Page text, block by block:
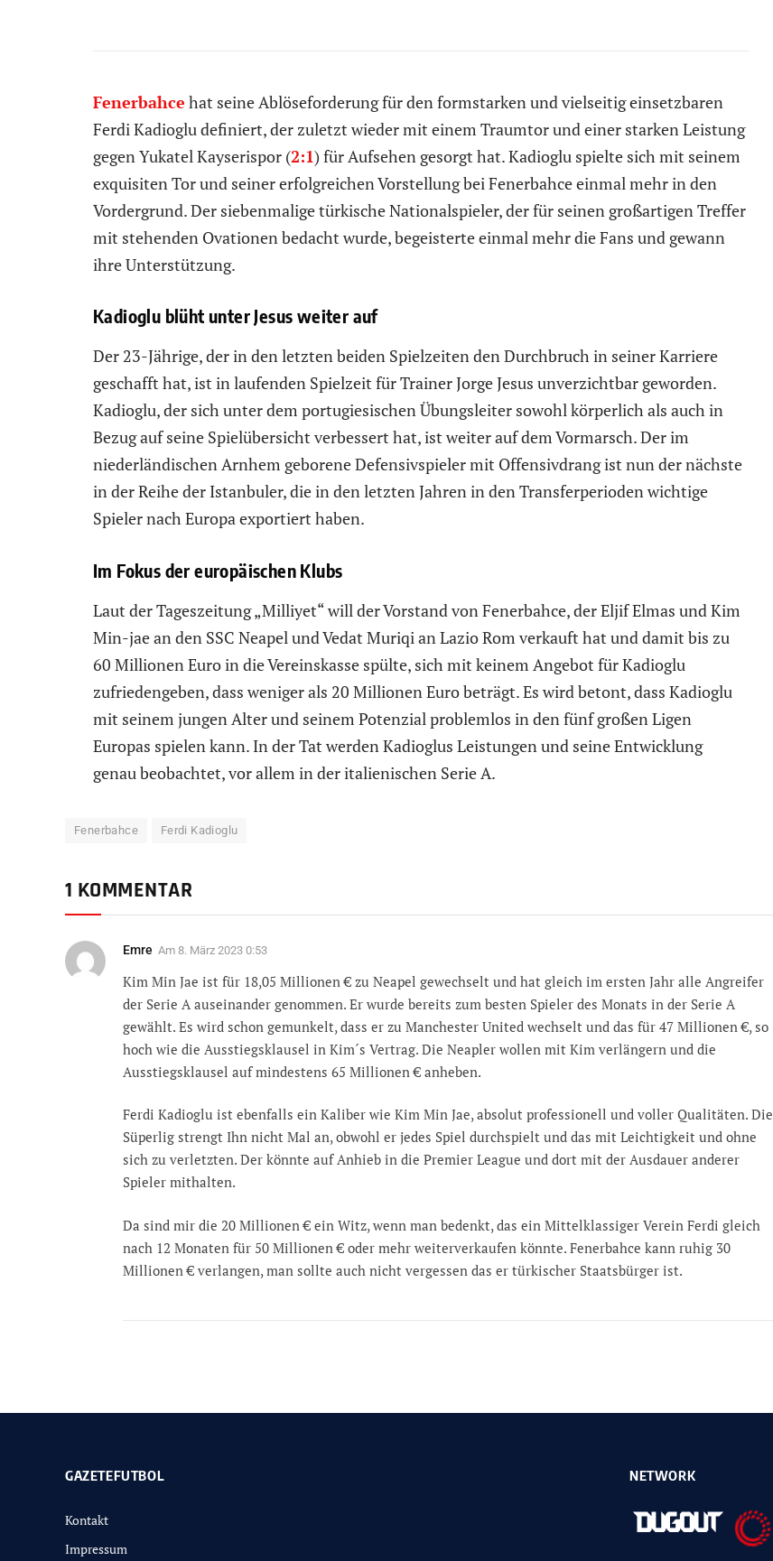
Fenerbahce hat seine Ablöseforderung für den formstarken und vielseitig einsetzbaren
Ferdi Kadioglu definiert, der zuletzt wieder mit einem Traumtor und einer starken Leistung
gegen Yukatel Kayserispor (2:1) für Aufsehen gesorgt hat. Kadioglu spielte sich mit seinem
exquisiten Tor und seiner erfolgreichen Vorstellung bei Fenerbahce einmal mehr in den
Vordergrund. Der siebenmalige türkische Nationalspieler, der für seinen großartigen Treffer
mit stehenden Ovationen bedacht wurde, begeisterte einmal mehr die Fans und gewann
ihre Unterstützung.
Kadioglu blüht unter Jesus weiter auf
Der 23-Jährige, der in den letzten beiden Spielzeiten den Durchbruch in seiner Karriere
geschafft hat, ist in laufenden Spielzeit für Trainer Jorge Jesus unverzichtbar geworden.
Kadioglu, der sich unter dem portugiesischen Übungsleiter sowohl körperlich als auch in
Bezug auf seine Spielübersicht verbessert hat, ist weiter auf dem Vormarsch. Der im
niederländischen Arnhem geborene Defensivspieler mit Offensivdrang ist nun der nächste
in der Reihe der Istanbuler, die in den letzten Jahren in den Transferperioden wichtige
Spieler nach Europa exportiert haben.
Im Fokus der europäischen Klubs
Laut der Tageszeitung „Milliyet“ will der Vorstand von Fenerbahce, der Eljif Elmas und Kim
Min-jae an den SSC Neapel und Vedat Muriqi an Lazio Rom verkauft hat und damit bis zu
60 Millionen Euro in die Vereinskasse spülte, sich mit keinem Angebot für Kadioglu
zufriedengeben, dass weniger als 20 Millionen Euro beträgt. Es wird betont, dass Kadioglu
mit seinem jungen Alter und seinem Potenzial problemlos in den fünf großen Ligen
Europas spielen kann. In der Tat werden Kadioglus Leistungen und seine Entwicklung
genau beobachtet, vor allem in der italienischen Serie A.
Fenerbahce Ferdi Kadioglu
1 KOMMENTAR
Emre Am 8. März 2023 0:53
Kim Min Jae ist für 18,05 Millionen € zu Neapel gewechselt und hat gleich im ersten Jahr alle Angreifer
der Serie A auseinander genommen. Er wurde bereits zum besten Spieler des Monats in der Serie A
gewählt. Es wird schon gemunkelt, dass er zu Manchester United wechselt und das für 47 Millionen €, so
hoch wie die Ausstiegsklausel in Kim´s Vertrag. Die Neapler wollen mit Kim verlängern und die
Ausstiegsklausel auf mindestens 65 Millionen € anheben.
Ferdi Kadioglu ist ebenfalls ein Kaliber wie Kim Min Jae, absolut professionell und voller Qualitäten. Die
Süperlig strengt Ihn nicht Mal an, obwohl er jedes Spiel durchspielt und das mit Leichtigkeit und ohne
sich zu verletzten. Der könnte auf Anhieb in die Premier League und dort mit der Ausdauer anderer
Spieler mithalten.
Da sind mir die 20 Millionen € ein Witz, wenn man bedenkt, das ein Mittelklassiger Verein Ferdi gleich
nach 12 Monaten für 50 Millionen € oder mehr weiterverkaufen könnte. Fenerbahce kann ruhig 30
Millionen € verlangen, man sollte auch nicht vergessen das er türkischer Staatsbürger ist.
GAZETEFUTBOL
Kontakt
Impressum
NETWORK